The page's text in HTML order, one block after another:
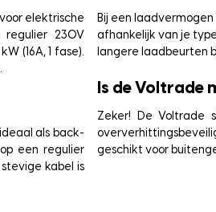
elektrische
230V
(16A, 1 fase).
als back-
een regulier
kabel is
Bij een laadvermogen
afhankelijk van je
langere laadbeurten
Is de Voltrade
Zeker! De Voltrade
geschikt voor